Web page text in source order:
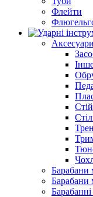
Флейти
Барабани
Барабани